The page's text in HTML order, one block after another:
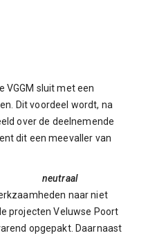
VGGM sluit met een
Dit voordeel wordt, na
over de deelnemende
dit een meevaller van
neutraal
naar niet
projecten Veluwse Poort
opgepakt. Daarnaast